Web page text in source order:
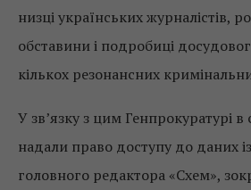
низці українських журналістів,
обставини і подробиці
кількох резонансних
У зв’язку з цим Генпрокуратурі
надали право доступу до даних
головного редактора «Схем»,